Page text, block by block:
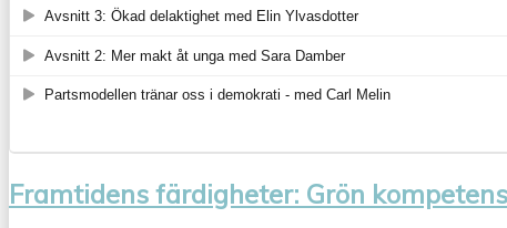
Framtidens färdigheter: Grön